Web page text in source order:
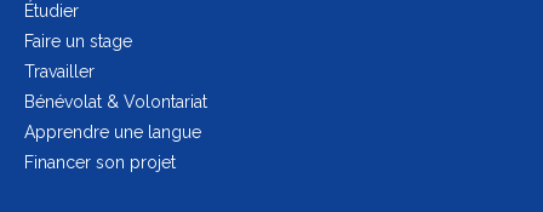
Étudier
Faire un stage
Travailler
Bénévolat & Volontariat
Apprendre une langue
Financer son projet